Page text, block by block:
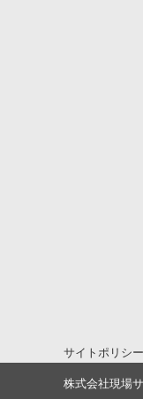
サイトポリシー
株式会社現場